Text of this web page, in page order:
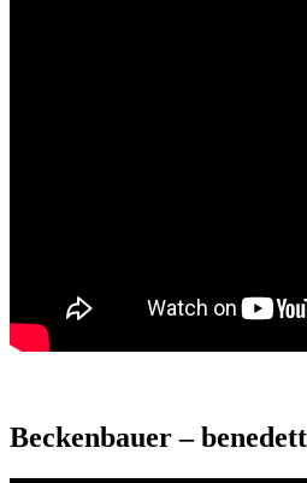
Beckenbauer –